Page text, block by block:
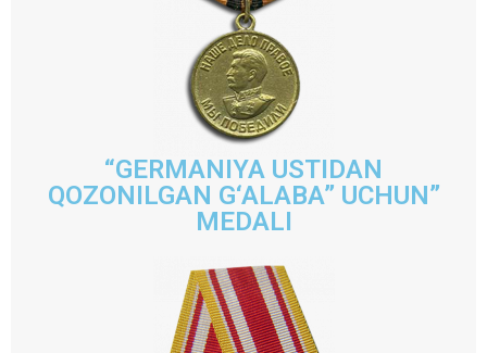
“GERMANIYA USTIDAN
QOZONILGAN G‘ALABA” UCHUN”
MEDALI